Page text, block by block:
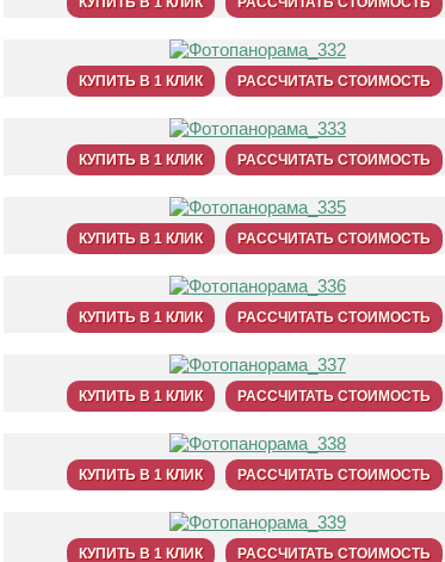
КУПИТЬ В 1 КЛИК РАССЧИТАТЬ СТОИМОСТЬ
КУПИТЬ В 1 КЛИК РАССЧИТАТЬ СТОИМОСТЬ
КУПИТЬ В 1 КЛИК РАССЧИТАТЬ СТОИМОСТЬ
КУПИТЬ В 1 КЛИК РАССЧИТАТЬ СТОИМОСТЬ
КУПИТЬ В 1 КЛИК РАССЧИТАТЬ СТОИМОСТЬ
КУПИТЬ В 1 КЛИК РАССЧИТАТЬ СТОИМОСТЬ
КУПИТЬ В 1 КЛИК РАССЧИТАТЬ СТОИМОСТЬ